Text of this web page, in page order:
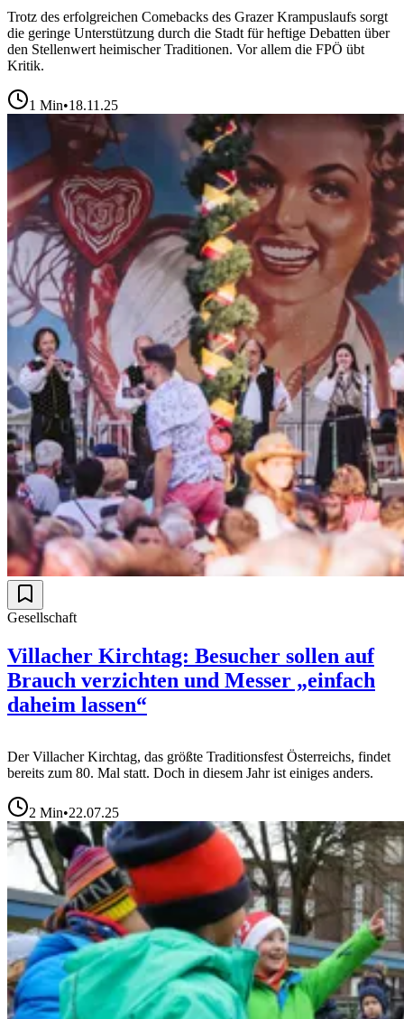
Trotz des erfolgreichen Comebacks des Grazer Krampuslaufs sorgt
die geringe Unterstützung durch die Stadt für heftige Debatten über
den Stellenwert heimischer Traditionen. Vor allem die FPÖ übt
Kritik.
1 Min•18.11.25
Gesellschaft
Villacher Kirchtag: Besucher sollen auf
Brauch verzichten und Messer „einfach
daheim lassen“
Der Villacher Kirchtag, das größte Traditionsfest Österreichs, findet
bereits zum 80. Mal statt. Doch in diesem Jahr ist einiges anders.
2 Min•22.07.25